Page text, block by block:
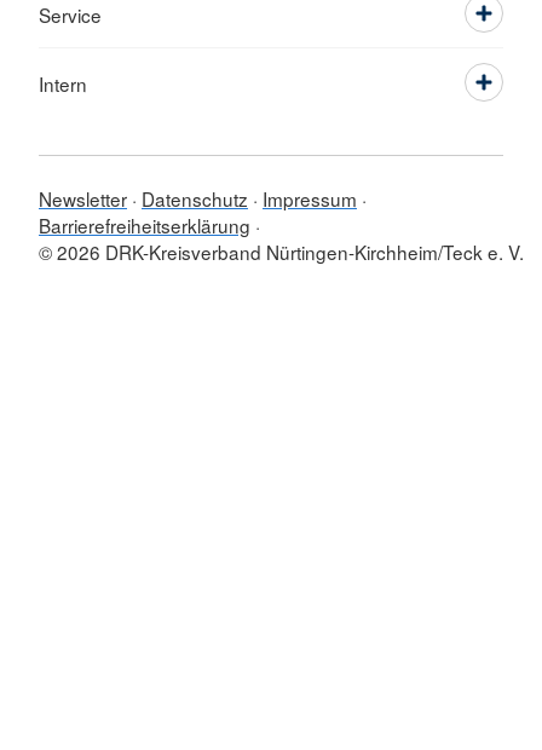
Service
Intern
Newsletter Datenschutz
Impressum
Barrierefreiheitserklärung
© 2026 DRK-Kreisverband Nürtingen-Kirchheim/Teck e. V.